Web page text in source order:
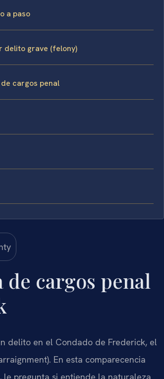
a paso
delito grave (felony)
cargos penal
de cargos penal
delito en el Condado de Frederick, el
En esta comparecencia
pregunta si entiende la naturaleza